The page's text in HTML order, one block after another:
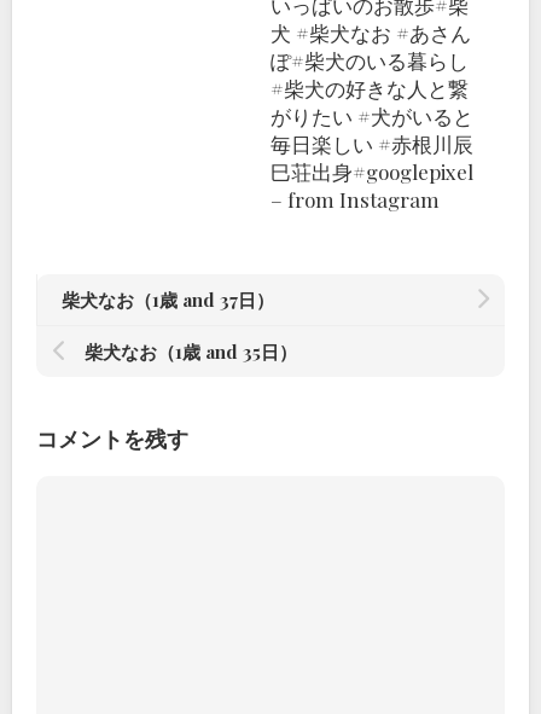
いっぱいのお散歩#柴
犬 #柴犬なお #あさん
ぽ#柴犬のいる暮らし
#柴犬の好きな人と繋
がりたい #犬がいると
毎日楽しい #赤根川辰
巳荘出身#googlepixel
– from Instagram
柴犬なお（1歳 and 37日）
柴犬なお（1歳 and 35日）
コメントを残す